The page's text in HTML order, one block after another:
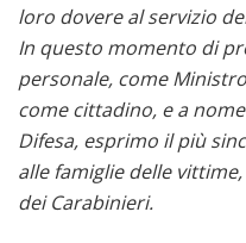
loro dovere al servizio
In questo momento di
personale, come
come cittadino, e a
Difesa, esprimo il più
alle famiglie delle
dei Carabinieri.